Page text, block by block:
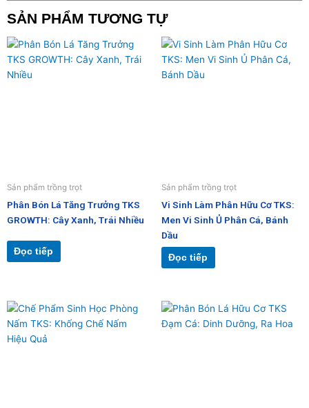
SẢN PHẨM TƯƠNG TỰ
Sản phẩm trồng trọt
Phân Bón Lá Tăng Trưởng TKS
GROWTH: Cây Xanh, Trái Nhiều
Đọc tiếp
Sản phẩm trồng trọt
Vi Sinh Làm Phân Hữu Cơ TKS:
Men Vi Sinh Ủ Phân Cá, Bánh
Dầu
Đọc tiếp